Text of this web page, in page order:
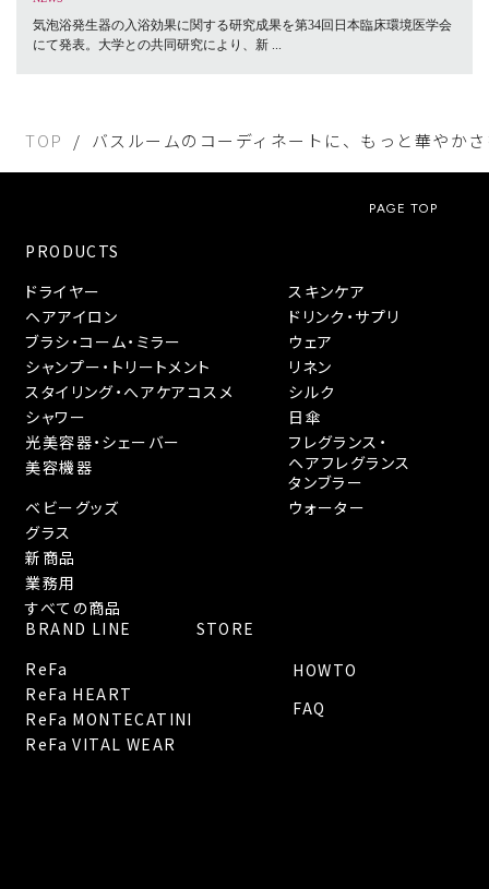
気泡浴発生器の入浴効果に関する研究成果を第34回日本臨床環境医学会
にて発表。大学との共同研究により、新 ...
TOP バスルームのコーディネートに、もっと華やか
PAGE TOP
PRODUCTS
ドライヤー
ヘアアイロン
ブラシ・コーム・ミラー
シャンプー・トリートメント
スタイリング・へアケアコスメ
シャワー
光美容器・シェーバー
美容機器
スキンケア
ドリンク・サプリ
ウェア
リネン
シルク
日傘
フレグランス・
ヘアフレグランス
タンブラー
ベビーグッズ
ウォーター
グラス
新商品
業務用
すべての商品
HOWTO
FAQ
BRAND LINE
ReFa
ReFa HEART
ReFa MONTECATINI
ReFa VITAL WEAR
STORE